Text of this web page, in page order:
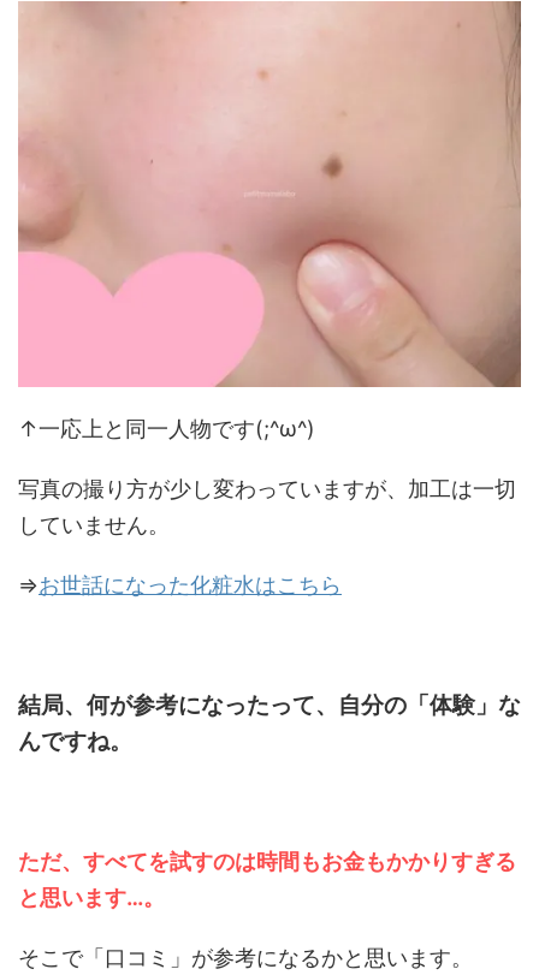
↑一応上と同一人物です(;^ω^)
写真の撮り方が少し変わっていますが、加工は一切
していません。
⇒お世話になった化粧水はこちら
結局、何が参考になったって、自分の「体験」な
んですね。
ただ、すべてを試すのは時間もお金もかかりすぎる
と思います…。
そこで「口コミ」が参考になるかと思います。